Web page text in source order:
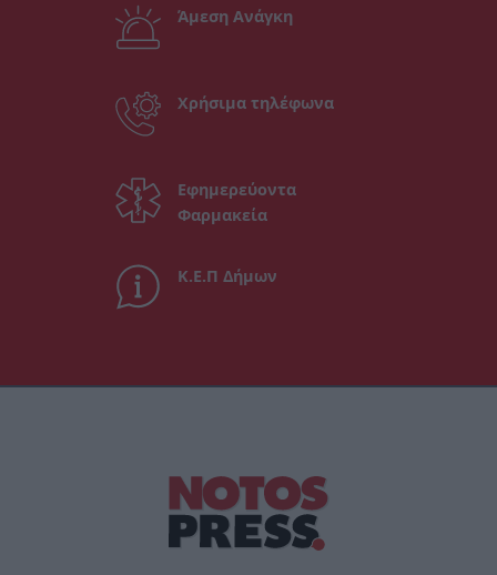
Άμεση Ανάγκη
Χρήσιμα τηλέφωνα
Εφημερεύοντα
Φαρμακεία
Κ.Ε.Π Δήμων